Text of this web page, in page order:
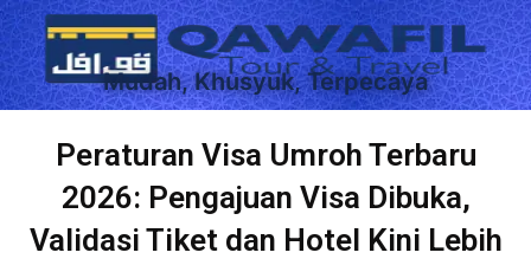
Mudah, Khusyuk, Terpecaya
Peraturan Visa Umroh Terbaru
2026: Pengajuan Visa Dibuka,
Validasi Tiket dan Hotel Kini Lebih